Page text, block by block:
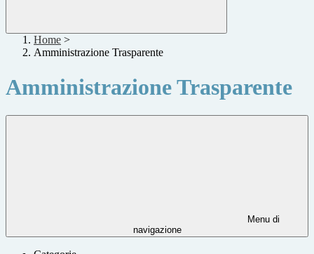
Home >
Amministrazione Trasparente
Amministrazione Trasparente
Menu di
navigazione